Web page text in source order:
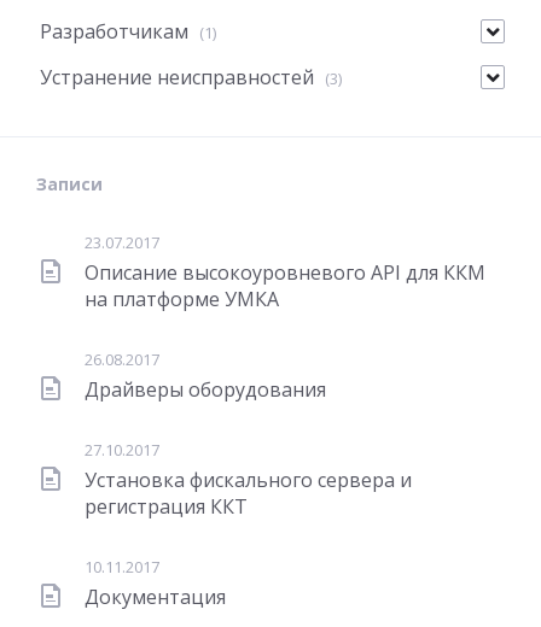
Разработчикам (1)
Устранение неисправностей (3)
Записи
23.07.2017
Описание высокоуровневого API для ККМ
на платформе УМКА
26.08.2017
Драйверы оборудования
27.10.2017
Установка фискального сервера и
регистрация ККТ
10.11.2017
Документация